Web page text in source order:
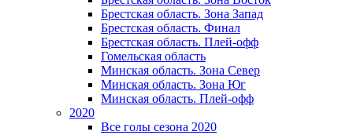
Брестская область. Зона Запад
Брестская область. Финал
Брестская область. Плей-офф
Гомельская область
Минская область. Зона Север
Минская область. Зона Юг
Минская область. Плей-офф
2020
Все голы сезона 2020